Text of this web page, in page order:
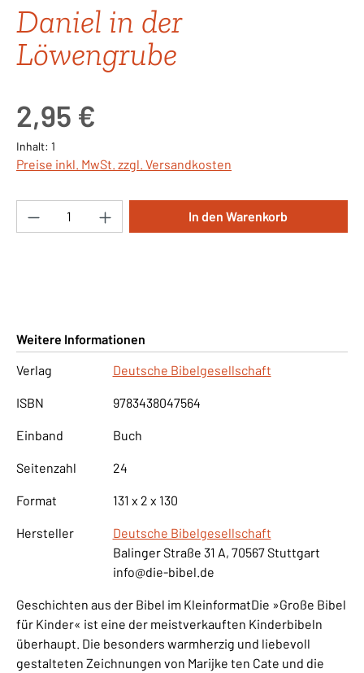
Daniel in der
Löwengrube
2,95 €
Inhalt: 1
Preise inkl. MwSt. zzgl. Versandkosten
Produkt Anzahl: Gib den gewünschten
In den Warenkorb
Weitere Informationen
Verlag
Deutsche Bibelgesellschaft
ISBN 9783438047564
Einband Buch
Seitenzahl 24
Format 131 x 2 x 130
Hersteller
Deutsche Bibelgesellschaft
Balinger Straße 31 A, 70567 Stuttgart
info@die-bibel.de
Geschichten aus der Bibel im KleinformatDie »Große Bibel
für Kinder« ist eine der meistverkauften Kinderbibeln
überhaupt. Die besonders warmherzig und liebevoll
gestalteten Zeichnungen von Marijke ten Cate und die